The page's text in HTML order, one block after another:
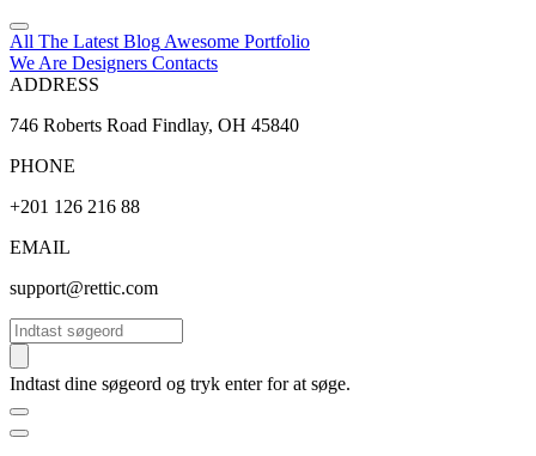
All The Latest Blog Awesome Portfolio
We Are Designers Contacts
ADDRESS
746 Roberts Road Findlay, OH 45840
PHONE
+201 126 216 88
EMAIL
support@rettic.com
Søg
Indtast dine søgeord og tryk enter for at søge.